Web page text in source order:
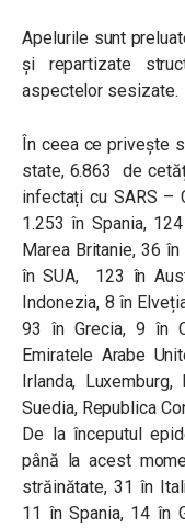
Apelurile sunt
și repartizate
aspectelor sesizate.
În ceea ce privește
state, 6.863 de
infectați cu SARS –
1.253 în Spania,
Marea Britanie, 36
în SUA, 123 în
Indonezia, 8 în
93 în Grecia, 9 în
Emiratele Arabe
Irlanda,
Suedia, Republica
De la începutul
până la acest
străinătate, 31 în
11 în Spania, 14 în